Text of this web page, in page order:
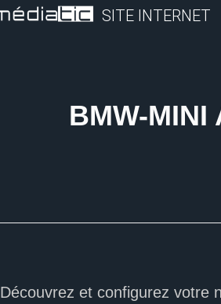
SITE INTERNET
BMW-MINI
Découvrez et configurez votre